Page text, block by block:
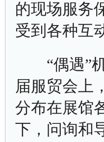
的现场服务
受到各种互
“偶遇”机
届服贸会上
分布在展馆
下，问询和